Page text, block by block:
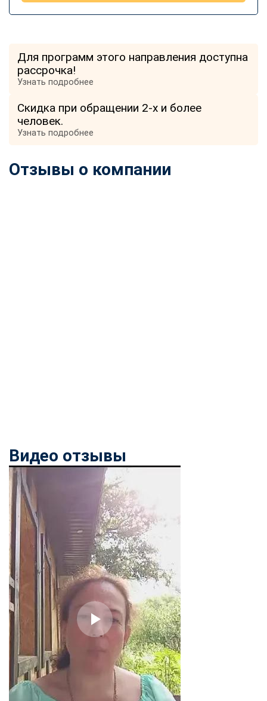
Для программ этого направления доступна
рассрочка!
Узнать подробнее
Скидка при обращении 2-х и более
человек.
Узнать подробнее
Отзывы о компании
Видео отзывы